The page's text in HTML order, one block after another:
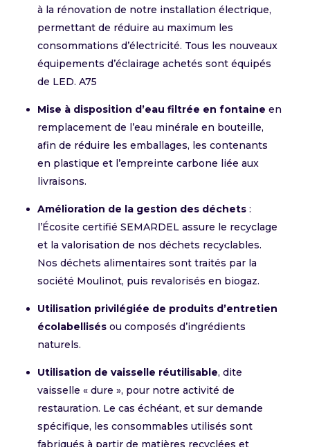
à la rénovation de notre installation électrique,
permettant de réduire au maximum les
consommations d’électricité. Tous les nouveaux
équipements d’éclairage achetés sont équipés
de LED. A75
Mise à disposition d’eau filtrée en fontaine en
remplacement de l’eau minérale en bouteille,
afin de réduire les emballages, les contenants
en plastique et l’empreinte carbone liée aux
livraisons.
Amélioration de la gestion des déchets :
l’Écosite certifié SEMARDEL assure le recyclage
et la valorisation de nos déchets recyclables.
Nos déchets alimentaires sont traités par la
société Moulinot, puis revalorisés en biogaz.
Utilisation privilégiée de produits d’entretien
écolabellisés ou composés d’ingrédients
naturels.
Utilisation de vaisselle réutilisable, dite
vaisselle « dure », pour notre activité de
restauration. Le cas échéant, et sur demande
spécifique, les consommables utilisés sont
fabriqués à partir de matières recyclées et